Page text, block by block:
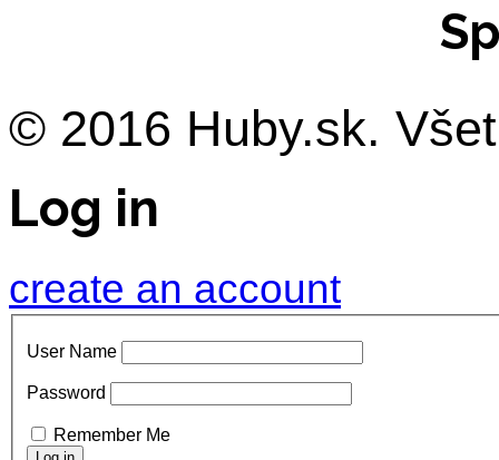
© 2016 Huby.sk.
Log in
create an account
User Name
Password
Remember Me